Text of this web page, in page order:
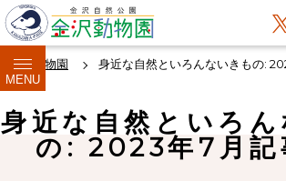
MENU
金沢動物園 身近な自然といろんないきもの:
身近な自然といろん
の: 2023年7月記